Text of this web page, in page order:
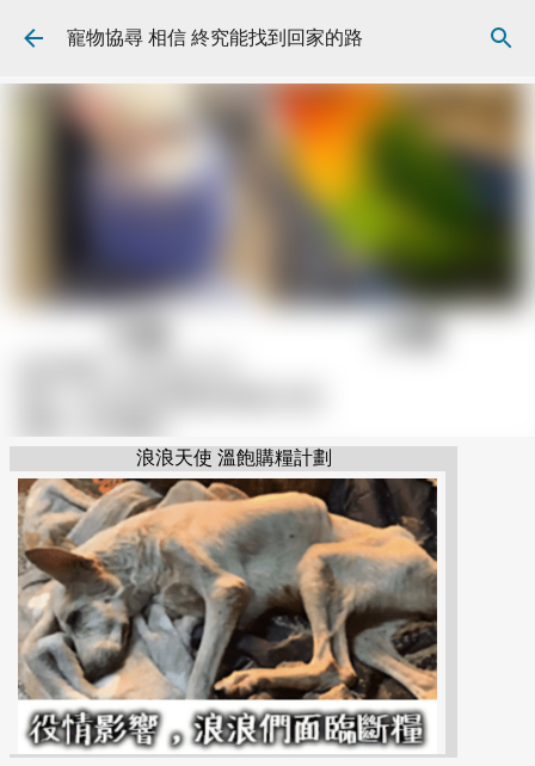
跳到主要內容
寵物協尋 相信 終究能找到回家的路
浪浪天使 溫飽購糧計劃